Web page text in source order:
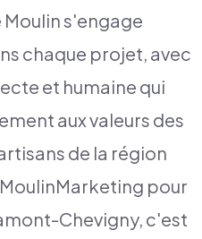
s'engage
chaque projet, avec
et humaine qui
aux valeurs des
de la région
pour
Chevigny, c'est